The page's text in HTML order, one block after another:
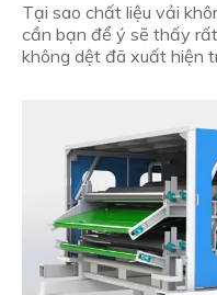
Tại sao chất liệu vải
cần bạn để ý sẽ thấy
không dệt đã xuất hiện
chuộng, sau đây là sơ
được ưa chuộng? Ưu